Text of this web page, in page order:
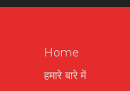
Home
हमारे बारे में